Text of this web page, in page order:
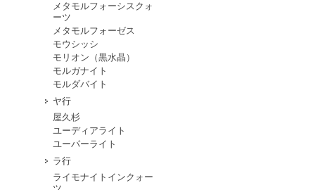
メタモルフォーシスクォ
ーツ
メタモルフォーゼス
モウシッシ
モリオン（黒水晶）
モルガナイト
モルダバイト
ヤ行
屋久杉
ユーディアライト
ユーパーライト
ラ行
ライモナイトインクォー